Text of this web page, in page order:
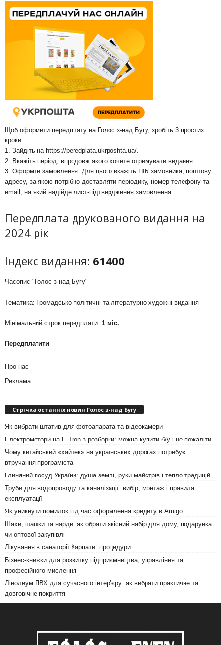
Щоб оформити передплату на Голос з-над Бугу, зробіть 3 простих
кроки:
1. Зайдіть на https://peredplata.ukrposhta.ua/
2. Вкажіть період, впродовж якого хочете отримувати видання.
3. Оформте замовлення. Для цього вкажіть ПІБ замовника, поштову
адресу, за якою потрібно доставляти періодику, номер телефону та
email, на який надійде лист-підтвердження замовлення.
Передплата друкованого видання на
2024 рік
Індекс видання: 61400
Часопис "Голос з-над Бугу"
Тематика: Громадсько-політичні та літературно-художні видання
Мінімальний строк передплати: 1 міс.
Передплатити
Про нас
Реклама
Стрічка останніх новин Голос з-над Бугу
Як вибрати штатив для фотоапарата та відеокамери
Електромотори на E-Tron з розборки: можна купити б/у і не пожаліти
Чому китайський «хайтек» на українських дорогах потребує
втручання програміста
Глиняний посуд України: душа землі, руки майстрів і тепло традицій
Труби для водопроводу та каналізації: вибір, монтаж і правила
експлуатації
Як уникнути помилок під час оформлення кредиту в Amigo
Шахи, шашки та нарди: як обрати якісний набір для дому, подарунка
чи оптової закупівлі
Лікування в санаторії Карпати: процедури
Бізнес-книжки для розвитку підприємництва, управління та
професійного мислення
Лінолеум ПВХ для сучасного інтер’єру: як вибрати практичне та
довговічне покриття